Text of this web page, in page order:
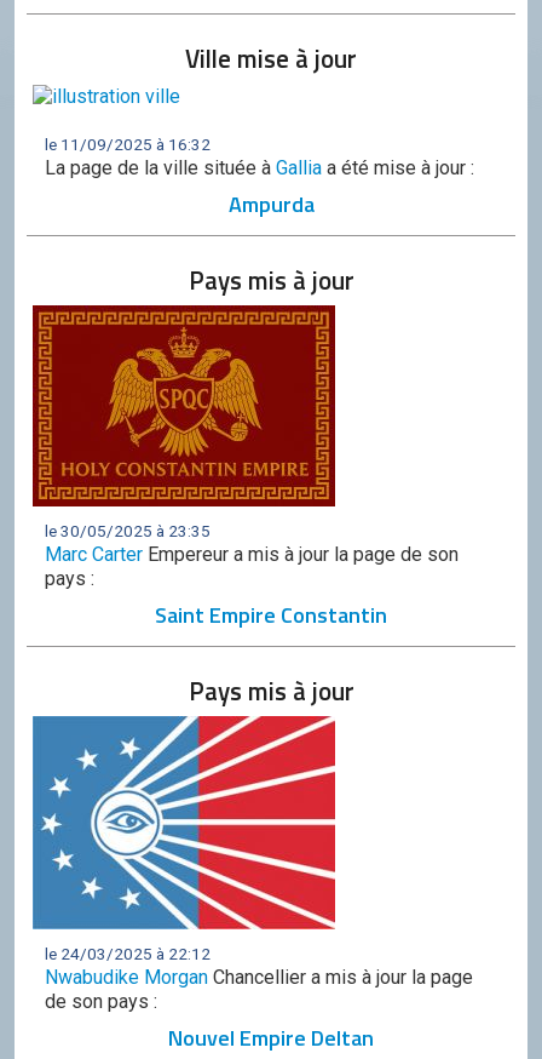
Politique
Génération City
L'UNIVERS GC
Le forum
Discord
CONTRIBUER
GitHub
Ville mise à jour
le 11/09/2025 à 16:32
La page de la ville située à Gallia a été mise à jour :
Ampurda
Pays mis à jour
le 30/05/2025 à 23:35
Marc Carter Empereur a mis à jour la page de son
pays :
Saint Empire Constantin
Pays mis à jour
le 24/03/2025 à 22:12
Nwabudike Morgan Chancellier a mis à jour la page
de son pays :
Nouvel Empire Deltan